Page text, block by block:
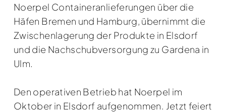
Noerpel Containeranlieferungen über die
Häfen Bremen und Hamburg, übernimmt die
Zwischenlagerung der Produkte in Elsdorf
und die Nachschubversorgung zu Gardena in
Ulm.
Den operativen Betrieb hat Noerpel im
Oktober in Elsdorf aufgenommen. Jetzt feiert